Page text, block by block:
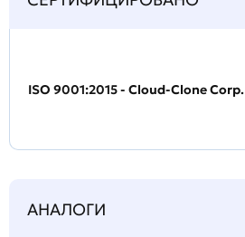
ISO 9001:2015 - Cloud-Clone Corp.
АНАЛОГИ